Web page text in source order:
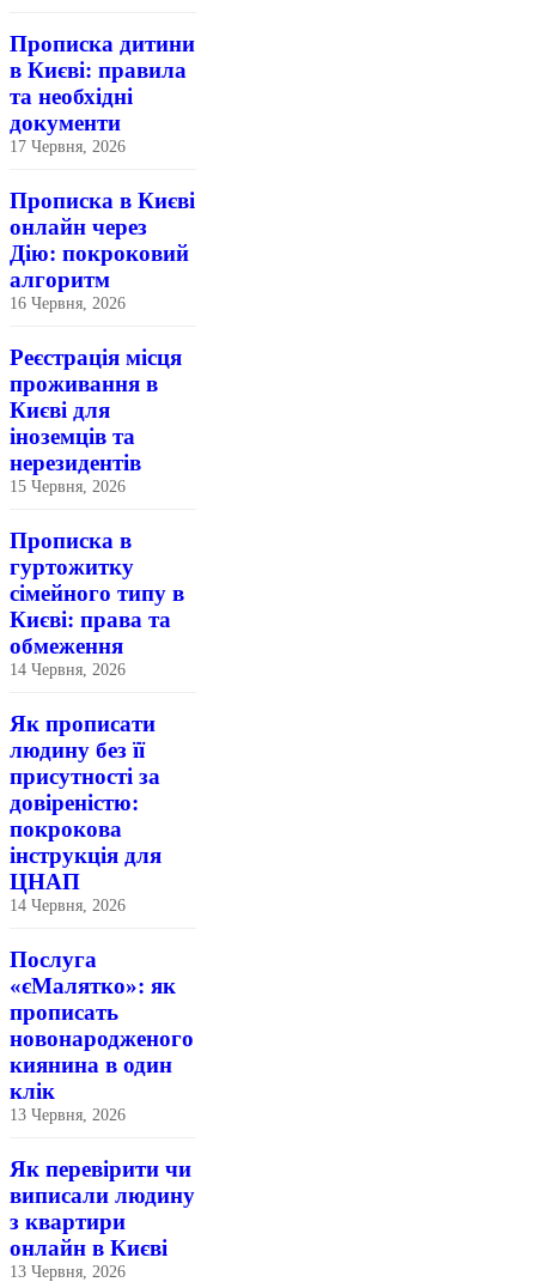
Прописка дитини
в Києві: правила
та необхідні
документи
17 Червня, 2026
Прописка в Києві
онлайн через
Дію: покроковий
алгоритм
16 Червня, 2026
Реєстрація місця
проживання в
Києві для
іноземців та
нерезидентів
15 Червня, 2026
Прописка в
гуртожитку
сімейного типу в
Києві: права та
обмеження
14 Червня, 2026
Як прописати
людину без її
присутності за
довіреністю:
покрокова
інструкція для
ЦНАП
14 Червня, 2026
Послуга
«єМалятко»: як
прописать
новонародженого
киянина в один
клік
13 Червня, 2026
Як перевірити чи
виписали людину
з квартири
онлайн в Києві
13 Червня, 2026